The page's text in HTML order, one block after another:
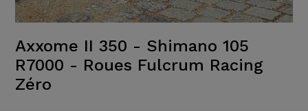
Axxome II 350 - Shimano 105
R7000 - Roues Fulcrum Racing
Zéro